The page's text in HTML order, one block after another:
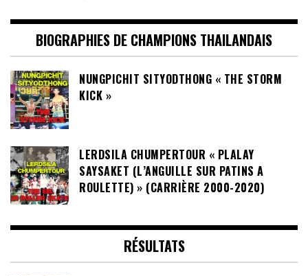
BIOGRAPHIES DE CHAMPIONS THAILANDAIS
NUNGPICHIT SITYODTHONG « THE STORM
KICK »
LERDSILA CHUMPERTOUR « PLALAY
SAYSAKET (L’ANGUILLE SUR PATINS A
ROULETTE) » (CARRIÈRE 2000-2020)
RÉSULTATS